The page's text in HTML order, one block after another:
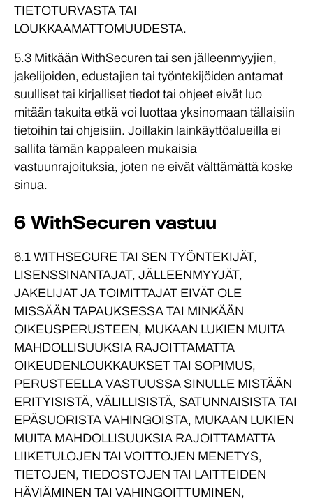
TIETOTURVASTA TAI
LOUKKAAMATTOMUUDESTA.
5.3 Mitkään WithSecuren tai sen jälleenmyyjien,
jakelijoiden, edustajien tai työntekijöiden antamat
suulliset tai kirjalliset tiedot tai ohjeet eivät luo
mitään takuita etkä voi luottaa yksinomaan tällaisiin
tietoihin tai ohjeisiin. Joillakin lainkäyttöalueilla ei
sallita tämän kappaleen mukaisia
vastuunrajoituksia, joten ne eivät välttämättä koske
sinua.
6 WithSecuren vastuu
6.1 WITHSECURE TAI SEN TYÖNTEKIJÄT,
LISENSSINANTAJAT, JÄLLEENMYYJÄT,
JAKELIJAT JA TOIMITTAJAT EIVÄT OLE
MISSÄÄN TAPAUKSESSA TAI MINKÄÄN
OIKEUSPERUSTEEN, MUKAAN LUKIEN MUITA
MAHDOLLISUUKSIA RAJOITTAMATTA
OIKEUDENLOUKKAUKSET TAI SOPIMUS,
PERUSTEELLA VASTUUSSA SINULLE MISTÄÄN
ERITYISISTÄ, VÄLILLISISTÄ, SATUNNAISISTA TAI
EPÄSUORISTA VAHINGOISTA, MUKAAN LUKIEN
MUITA MAHDOLLISUUKSIA RAJOITTAMATTA
LIIKETULOJEN TAI VOITTOJEN MENETYS,
TIETOJEN, TIEDOSTOJEN TAI LAITTEIDEN
HÄVIÄMINEN TAI VAHINGOITTUMINEN,